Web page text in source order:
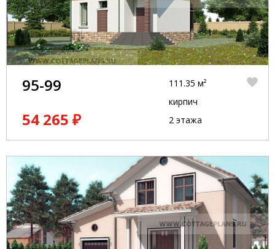
95-99
54 265 ₽
111.35 м²
кирпич
2 этажа